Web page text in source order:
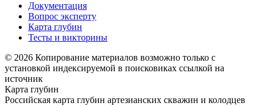
Документация
Вопрос эксперту
Карта глубин
Тесты и викторины
© 2026 Копирование материалов возможно только с
установкой индексируемой в поисковиках ссылкой на
источник
Карта глубин
Российская карта глубин артезианских скважин и колодцев